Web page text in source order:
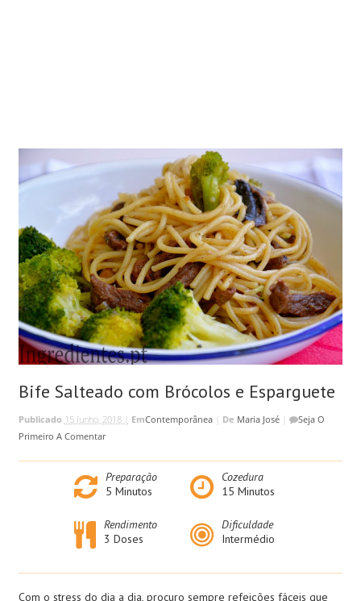
Bife Salteado com Brócolos e Esparguete
Publicado 15 Junho, 2018 | EmContemporânea| De Maria José|
Seja O
Primeiro A Comentar
Preparação
5 Minutos
Cozedura
15 Minutos
Rendimento
3 Doses
Dificuldade
Intermédio
Com o stress do dia a dia, procuro sempre refeições fáceis que